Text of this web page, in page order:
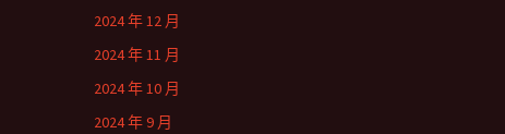
2024 年 12 月
2024 年 11 月
2024 年 10 月
2024 年 9 月